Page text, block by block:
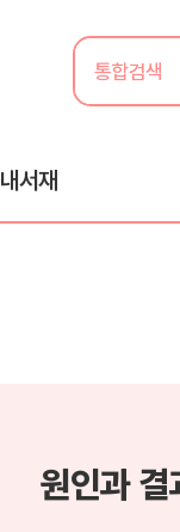
내서재
원인과 결